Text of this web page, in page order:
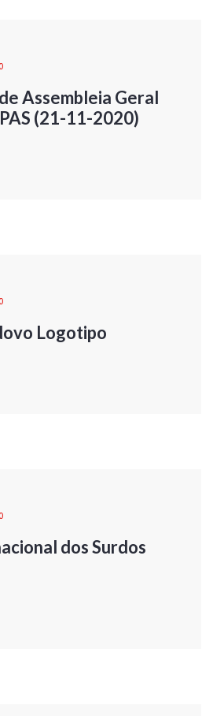
Assembleia Geral
(21-11-2020)
Logotipo
dos Surdos